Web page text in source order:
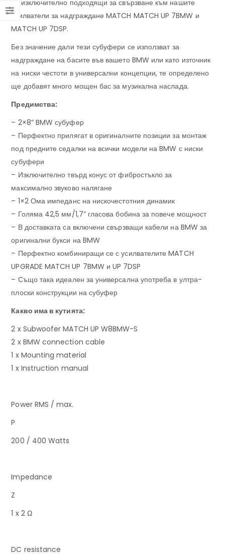
са изключително подходящи за свързване към нашите
усилватели за надграждане MATCH MATCH UP 7BMW и
MATCH UP 7DSP.
Без значение дали тези субуфери се използват за
надграждане на басите във вашето BMW или като източник
на ниски честоти в универсални концепции, те определено
ще добавят много мощен бас за музикална наслада.
Предимства:
– 2×8” BMW субуфер
– Перфектно прилягат в оригиналните позиции за монтаж
под предните седалки на всички модели на BMW с ниски
субуфери
– Изключително твърд конус от фибростъкло за
максимално звуково налягане
– 1×2 Ома импеданс на нискочестотния динамик
– Голяма 42,5 мм/1,7” гласова бобина за повече мощност
– В доставката са включени свързващи кабели на BMW за
оригинални букси на BMW
– Перфектно комбиниращи се с усилвателите MATCH
UPGRADE MATCH UP 7BMW и UP 7DSP
– Също така идеален за универсална употреба в ултра-
плоски конструкции на субуфер
Какво има в кутията:
2 x Subwoofer MATCH UP W8BMW-S
2 x BMW connection cable
1 x Mounting material
1 x Instruction manual
Power RMS / max.
P
200 / 400 Watts
Impedance
Z
1 x 2 Ω
DC resistance